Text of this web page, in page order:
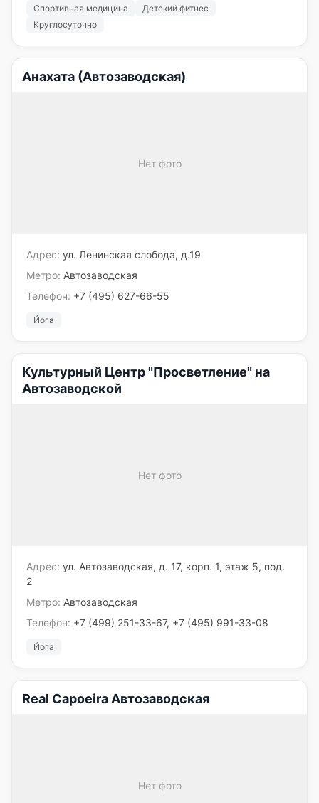
Спортивная медицина
Детский фитнес
Круглосуточно
Анахата (Автозаводская)
Нет фото
Адрес: ул. Ленинская слобода, д.19
Метро: Автозаводская
Телефон: +7 (495) 627-66-55
Йога
Культурный Центр "Просветление" на
Автозаводской
Нет фото
Адрес: ул. Автозаводская, д. 17, корп. 1, этаж 5, под.
2
Метро: Автозаводская
Телефон: +7 (499) 251-33-67, +7 (495) 991-33-08
Йога
Real Capoeira Автозаводская
Нет фото